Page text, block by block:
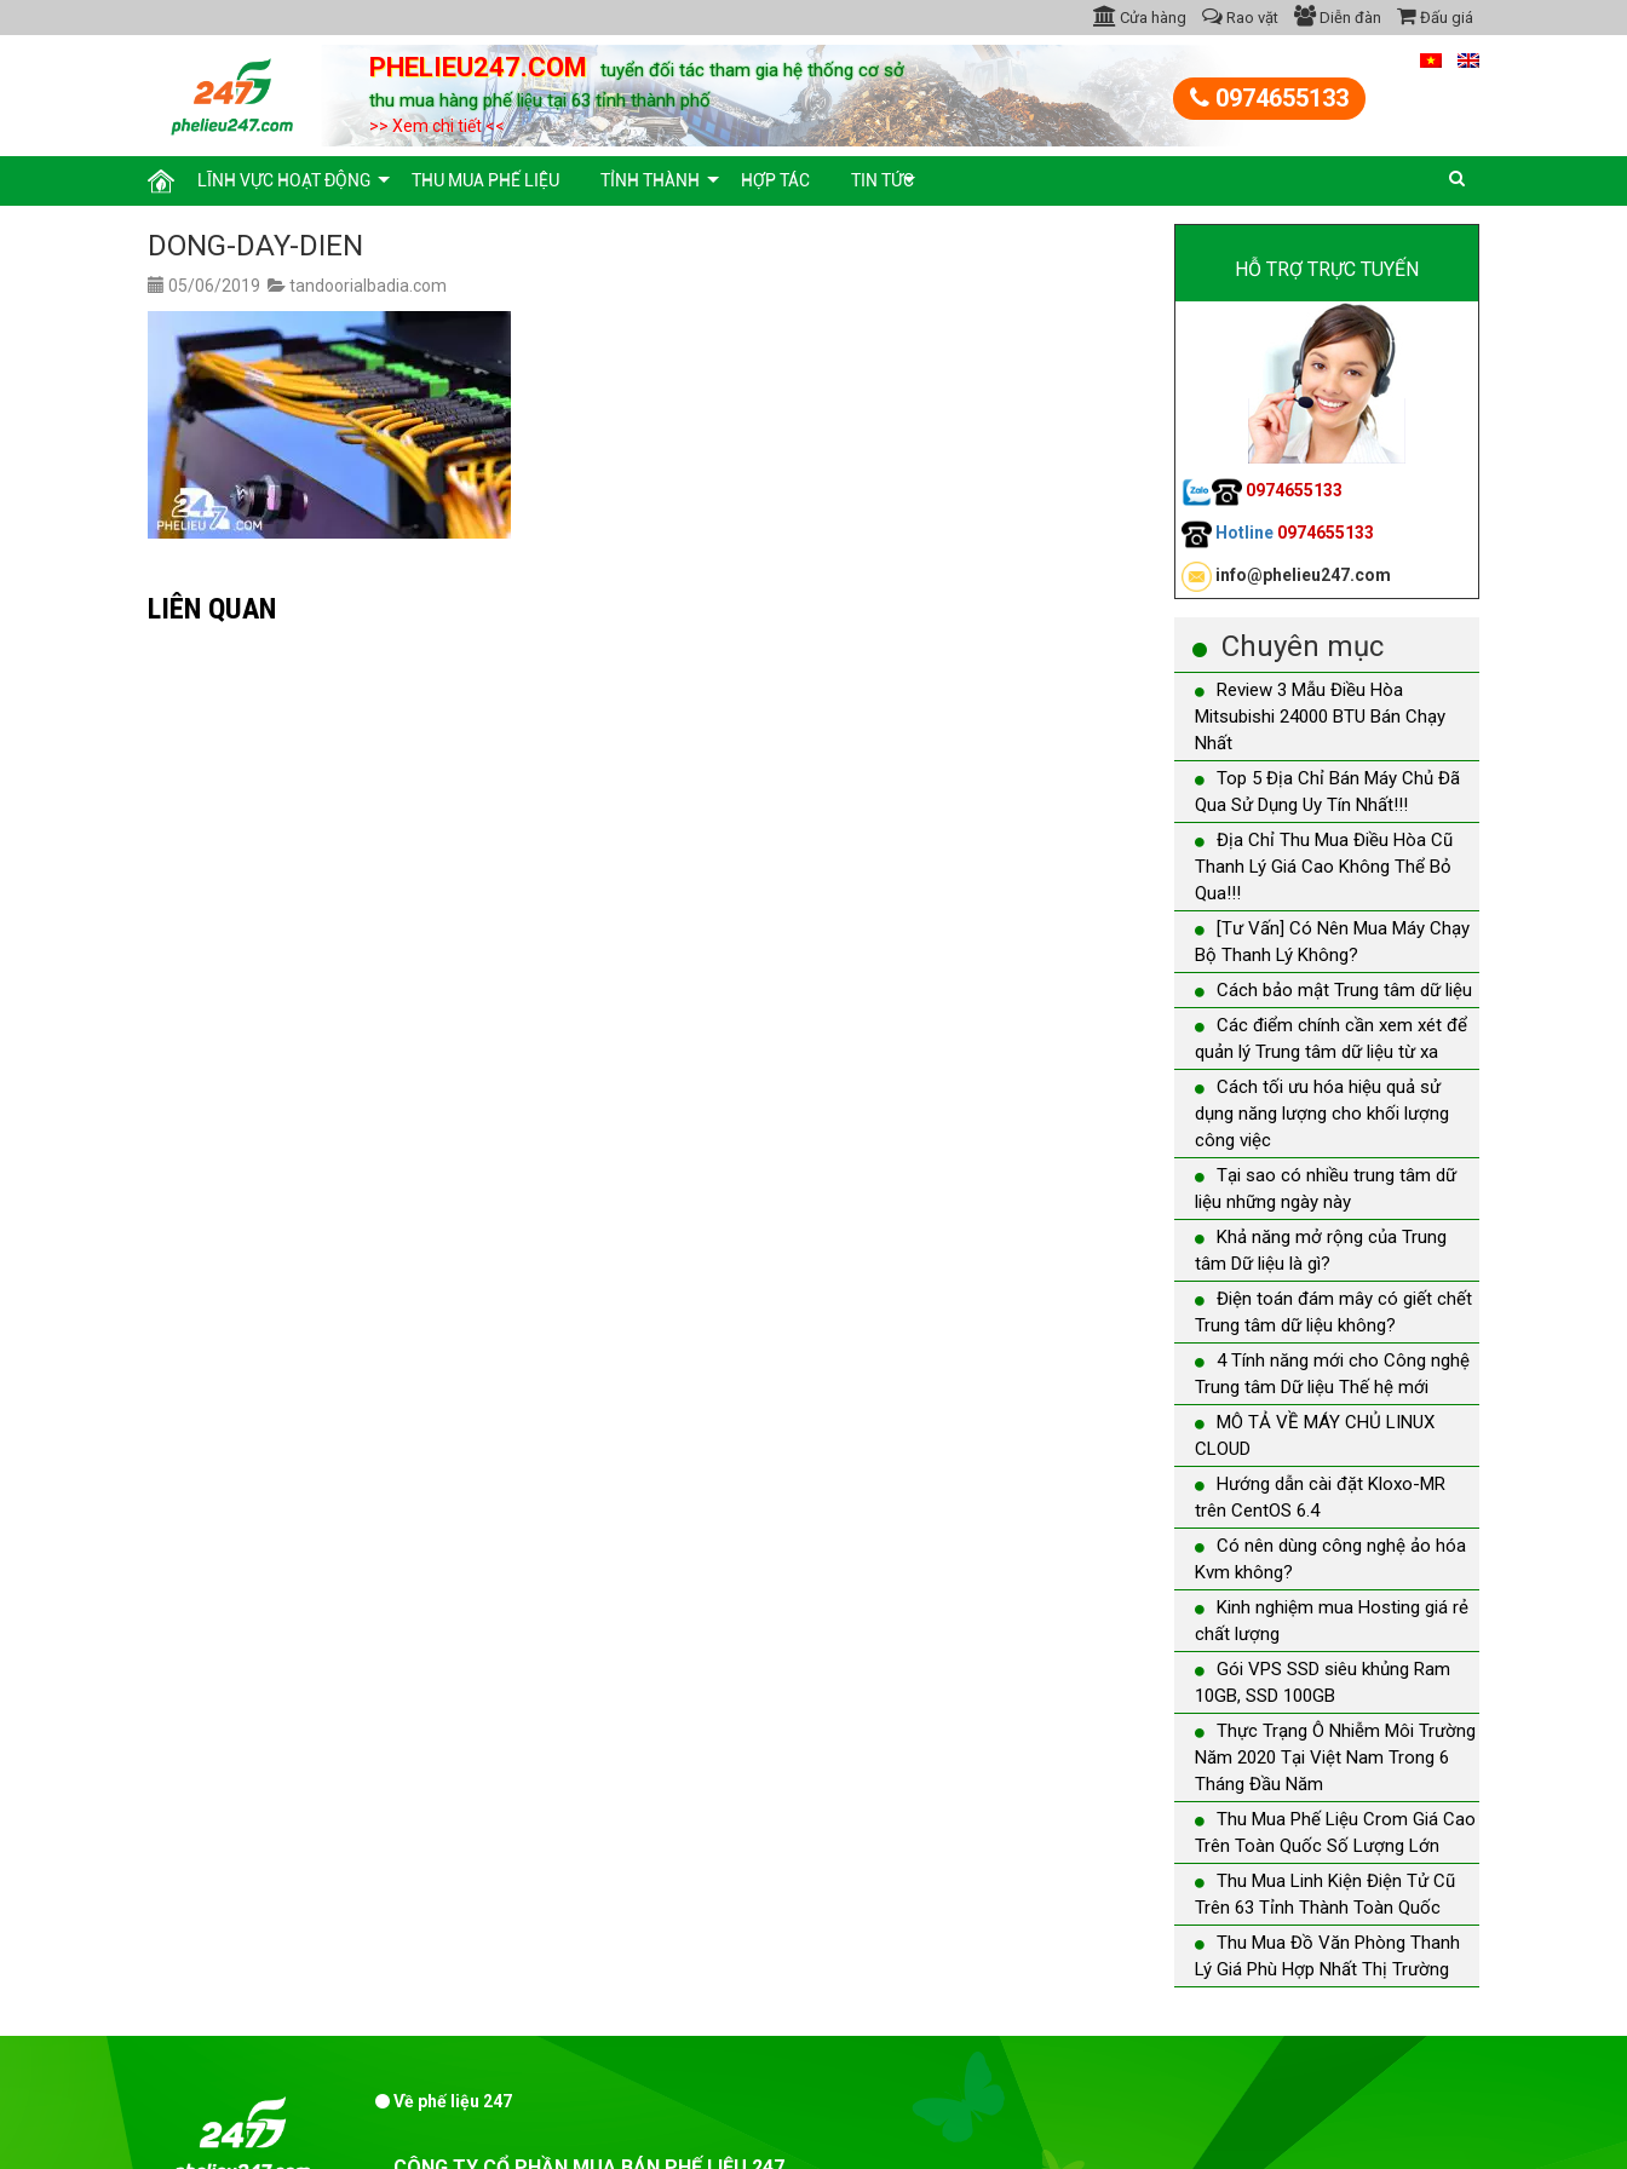
Cửa hàng Rao vặt Diễn đàn Đấu giá
PHELIEU247.COM
tuyển đối tác tham gia hệ thống cơ sở
thu mua hàng phế liệu tại 63 tỉnh thành phố
>> Xem chi tiết <<
0974655133
LĨNH VỰC HOẠT ĐỘNG THU MUA PHẾ LIỆU TỈNH THÀNH HỢP TÁC TIN TỨC
DONG-DAY-DIEN
05/06/2019 tandoorialbadia.com
LIÊN QUAN
HỖ TRỢ TRỰC TUYẾN
0974655133
Hotline 0974655133
info@phelieu247.com
Chuyên mục
Review 3 Mẫu Điều Hòa
Mitsubishi 24000 BTU Bán Chạy
Nhất
Top 5 Địa Chỉ Bán Máy Chủ Đã
Qua Sử Dụng Uy Tín Nhất!!!
Địa Chỉ Thu Mua Điều Hòa Cũ
Thanh Lý Giá Cao Không Thể Bỏ
Qua!!!
[Tư Vấn] Có Nên Mua Máy Chạy
Bộ Thanh Lý Không?
Cách bảo mật Trung tâm dữ liệu
Các điểm chính cần xem xét để
quản lý Trung tâm dữ liệu từ xa
Cách tối ưu hóa hiệu quả sử
dụng năng lượng cho khối lượng
công việc
Tại sao có nhiều trung tâm dữ
liệu những ngày này
Khả năng mở rộng của Trung
tâm Dữ liệu là gì?
Điện toán đám mây có giết chết
Trung tâm dữ liệu không?
4 Tính năng mới cho Công nghệ
Trung tâm Dữ liệu Thế hệ mới
MÔ TẢ VỀ MÁY CHỦ LINUX
CLOUD
Hướng dẫn cài đặt Kloxo-MR
trên CentOS 6.4
Có nên dùng công nghệ ảo hóa
Kvm không?
Kinh nghiệm mua Hosting giá rẻ
chất lượng
Gói VPS SSD siêu khủng Ram
10GB, SSD 100GB
Thực Trạng Ô Nhiễm Môi Trường
Năm 2020 Tại Việt Nam Trong 6
Tháng Đầu Năm
Thu Mua Phế Liệu Crom Giá Cao
Trên Toàn Quốc Số Lượng Lớn
Thu Mua Linh Kiện Điện Tử Cũ
Trên 63 Tỉnh Thành Toàn Quốc
Thu Mua Đồ Văn Phòng Thanh
Lý Giá Phù Hợp Nhất Thị Trường
Về phế liệu 247